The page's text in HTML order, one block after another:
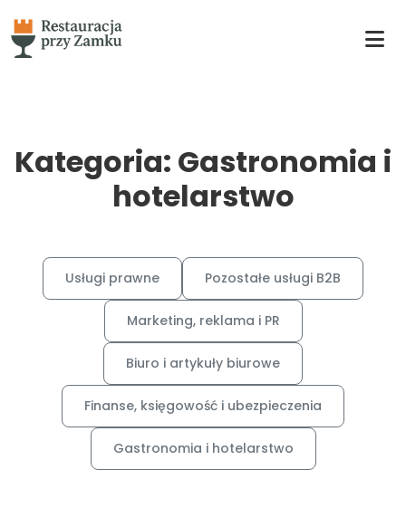
Kategoria: Gastronomia i
hotelarstwo
Usługi prawne Pozostałe usługi B2B
Marketing, reklama i PR
Biuro i artykuły biurowe
Finanse, księgowość i ubezpieczenia
Gastronomia i hotelarstwo